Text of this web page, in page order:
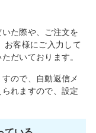
た際や、ご注文を
お客様にご入力して
だいております。
ので、自動返信メ
れますので、設定